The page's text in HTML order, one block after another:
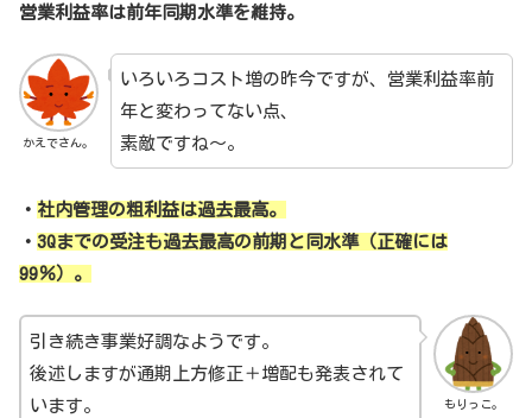
営業利益率は前年同期水準を維持。
かえでさん。
いろいろコスト増の昨今ですが、営業利益率前
年と変わってない点、
素敵ですね～。
・ 社内管理の粗利益は過去最高。
・ 3Qまでの受注も過去最高の前期と同水準（正確には
99％）。
もりっこ。
引き続き事業好調なようです。
後述しますが通期上方修正＋増配も発表されて
います。